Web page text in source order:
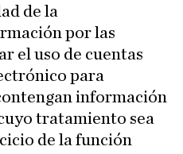
de la
por las
el uso de cuentas
para
información
tratamiento sea
de la función